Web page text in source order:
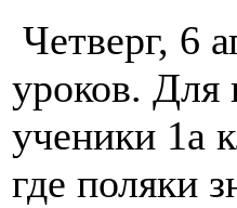
Четверг, 6
уроков. Для
ученики 1а
где поляки